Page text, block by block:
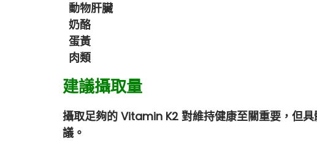
動物肝臟
奶酪
蛋黃
肉類
建議攝取量
攝取足夠的 Vitamin K2 對維持健康至關重要，但
議。